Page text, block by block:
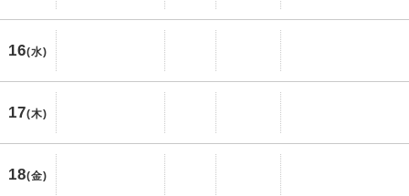
16(水)
17(木)
18(金)